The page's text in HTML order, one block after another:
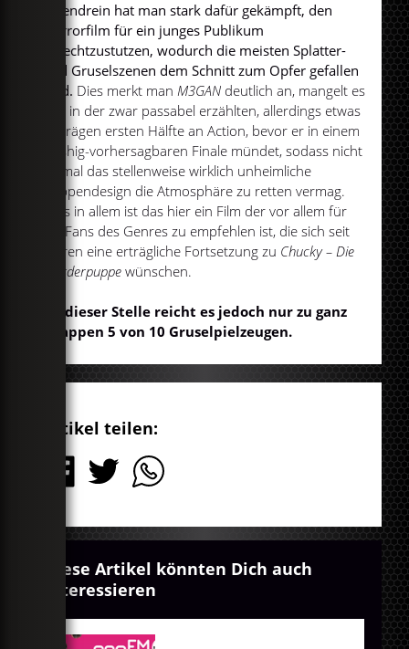
Obendrein hat man stark dafür gekämpft, den
Horrorfilm für ein junges Publikum
zurechtzustutzen, wodurch die meisten Splatter-
und Gruselszenen dem Schnitt zum Opfer gefallen
sind. Dies merkt manM3GAN deutlich an, mangelt es
ihm in der zwar passabel erzählten, allerdings etwas
zu trägen ersten Hälfte an Action, bevor er in einem
trashig-vorhersagbaren Finale mündet, sodass nicht
einmal das stellenweise wirklich unheimliche
Puppendesign die Atmosphäre zu retten vermag.
Alles in allem ist das hier ein Film der vor allem für
die Fans des Genres zu empfehlen ist, die sich seit
Jahren eine erträgliche Fortsetzung zu Chucky – Die
Mörderpuppe wünschen.
An dieser Stelle reicht es jedoch nur zu ganz
knappen 5 von 10 Gruselpielzeugen.
Artikel teilen:
Diese Artikel könnten Dich auch
interessieren